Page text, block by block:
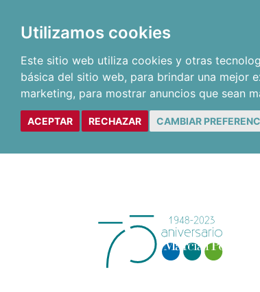
Utilizamos cookies
Este sitio web utiliza cookies y otras
básica del sitio web, para brindar una mejor
marketing, para mostrar anuncios que sean
ACEPTAR RECHAZAR CAMBIAR